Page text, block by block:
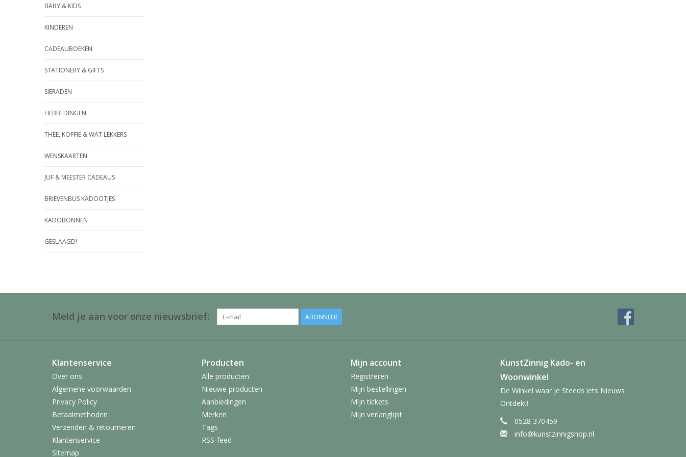
BABY & KIDS
KINDEREN
CADEAUBOEKEN
STATIONERY & GIFTS
SIERADEN
HEBBEDINGEN
THEE, KOFFIE & WAT LEKKERS
WENSKAARTEN
JUF & MEESTER CADEAUS
BRIEVENBUS KADOOTJES
KADOBONNEN
GESLAAGD!
Meld je aan voor onze nieuwsbrief: ABONNEER
Klantenservice
Over ons
Algemene voorwaarden
Privacy Policy
Betaalmethoden
Verzenden & retourneren
Klantenservice
Sitemap
Producten
Alle producten
Nieuwe producten
Aanbiedingen
Merken
Tags
RSS-feed
Mijn account
Registreren
Mijn bestellingen
Mijn tickets
Mijn verlanglijst
KunstZinnig Kado- en
Woonwinkel
De Winkel waar je Steeds iets Nieuws
Ontdekt!
0528 370459
info@kunstzinnigshop.nl